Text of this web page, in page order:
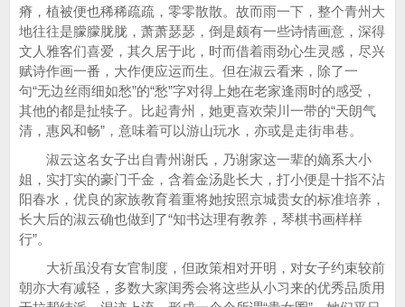
瘠，植被便也稀稀疏疏，零零散散。故而雨一下，整个青州大
地往往是朦朦胧胧，萧萧瑟瑟，倒是颇有一些诗情画意，深得
文人雅客们喜爱，其久居于此，时而借着雨劲心生灵感，尽兴
赋诗作画一番，大作便应运而生。但在淑云看来，除了一
句“无边丝雨细如愁”的“愁”字对得上她在老家逢雨时的感受，
其他的都是扯犊子。比起青州，她更喜欢荣川一带的“天朗气
清，惠风和畅”，意味着可以游山玩水，亦或是走街串巷。
淑云这名女子出自青州谢氏，乃谢家这一辈的嫡系大小
姐，实打实的豪门千金，含着金汤匙长大，打小便是十指不沾
阳春水，优良的家族教育着重将她按照京城贵女的标准培养，
长大后的淑云确也做到了“知书达理有教养，琴棋书画样样
行”。
大祈虽没有女官制度，但政策相对开明，对女子约束较前
朝亦大有减轻，多数大家闺秀会将这些从小习来的优秀品质用